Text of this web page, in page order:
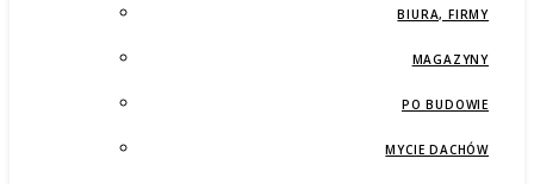
BIURA, FIRMY
MAGAZYNY
PO BUDOWIE
MYCIE DACHÓW